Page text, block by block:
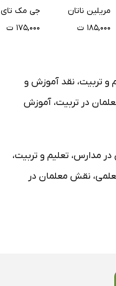
مریلین ناتان
۱۸۵,۰۰۰ ت
یادگیری
جی مک تای
۱۷۵,۰۰۰ ت
و تربیت، نقد آموزش و
در تربیت، آموزش
در مدارس، تعلیم و تربیت،
، نقش معلمان در